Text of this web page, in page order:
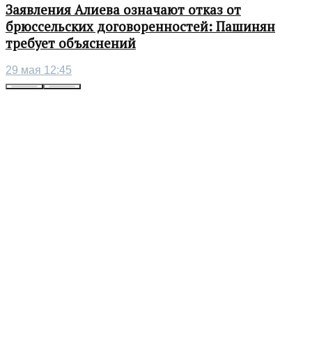
Заявления Алиева означают отказ от
брюссельских договоренностей: Пашинян
требует объяснений
29 мая 12:45